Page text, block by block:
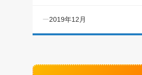
2019年12月